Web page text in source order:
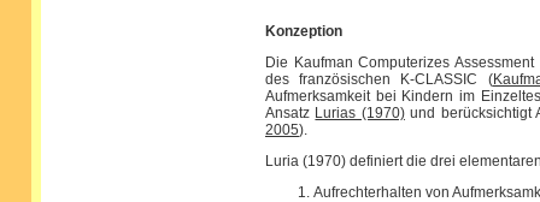
Konzeption
Die Kaufman Computerizes
des französischen K-CLASSIC (
Aufmerksamkeit bei Kindern im
Ansatz Lurias (1970)und berücksichtigt
2005).
Luria (1970) definiert die drei
Aufrechterhalten von